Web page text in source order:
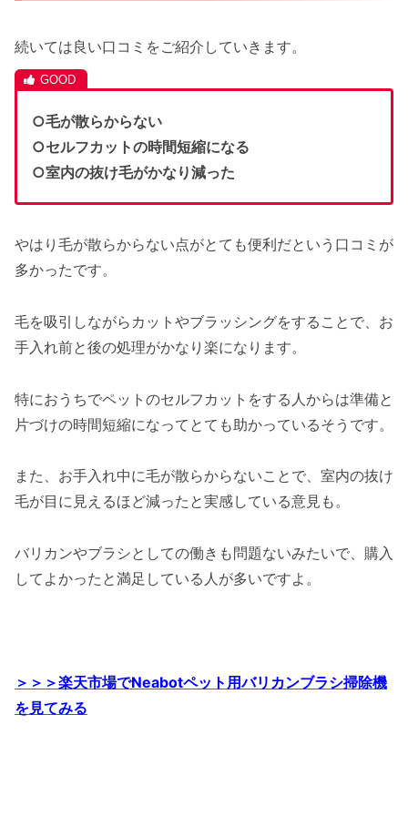
続いては良い口コミをご紹介していきます。
○毛が散らからない
○セルフカットの時間短縮になる
○室内の抜け毛がかなり減った
やはり毛が散らからない点がとても便利だという口コミが
多かったです。
毛を吸引しながらカットやブラッシングをすることで、お
手入れ前と後の処理がかなり楽になります。
特におうちでペットのセルフカットをする人からは準備と
片づけの時間短縮になってとても助かっているそうです。
また、お手入れ中に毛が散らからないことで、室内の抜け
毛が目に見えるほど減ったと実感している意見も。
バリカンやブラシとしての働きも問題ないみたいで、購入
してよかったと満足している人が多いですよ。
＞＞＞楽天市場でNeabotペット用バリカンブラシ掃除機
を見てみる